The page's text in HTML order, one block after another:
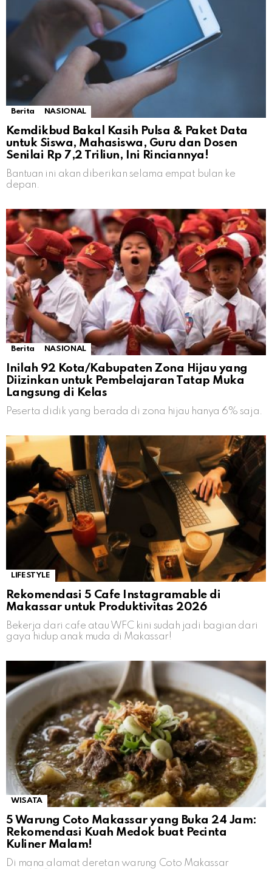
Berita NASIONAL
Kemdikbud Bakal Kasih Pulsa & Paket Data
untuk Siswa, Mahasiswa, Guru dan Dosen
Senilai Rp 7,2 Triliun, Ini Rinciannya!
Bantuan ini akan diberikan selama empat bulan ke
depan.
Berita NASIONAL
Inilah 92 Kota/Kabupaten Zona Hijau yang
Diizinkan untuk Pembelajaran Tatap Muka
Langsung di Kelas
Peserta didik yang berada di zona hijau hanya 6% saja.
LIFESTYLE
Rekomendasi 5 Cafe Instagramable di
Makassar untuk Produktivitas 2026
Bekerja dari cafe atau WFC kini sudah jadi bagian dari
gaya hidup anak muda di Makassar!
WISATA
5 Warung Coto Makassar yang Buka 24 Jam:
Rekomendasi Kuah Medok buat Pecinta
Kuliner Malam!
Di mana alamat deretan warung Coto Makassar